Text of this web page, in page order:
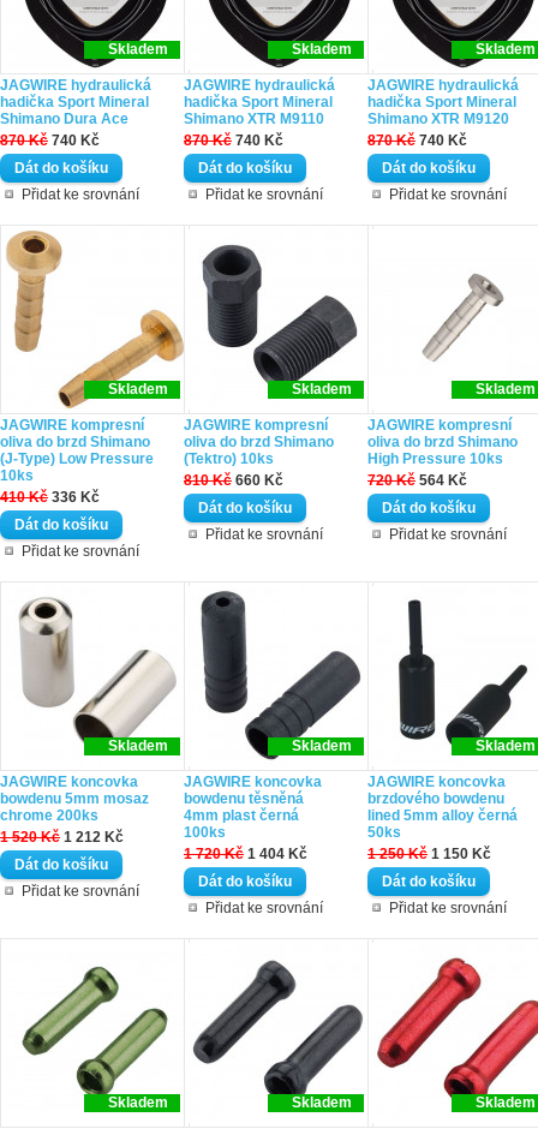
Skladem
JAGWIRE hydraulická
hadička Sport Mineral
Shimano Dura Ace
870 Kč 740 Kč
Přidat ke srovnání
Skladem
JAGWIRE hydraulická
hadička Sport Mineral
Shimano XTR M9110
870 Kč 740 Kč
Přidat ke srovnání
Skladem
JAGWIRE hydraulická
hadička Sport Mineral
Shimano XTR M9120
870 Kč 740 Kč
Přidat ke srovnání
Skladem
JAGWIRE kompresní
oliva do brzd Shimano
(J-Type) Low Pressure
10ks
410 Kč 336 Kč
Přidat ke srovnání
Skladem
JAGWIRE kompresní
oliva do brzd Shimano
(Tektro) 10ks
810 Kč 660 Kč
Přidat ke srovnání
Skladem
JAGWIRE kompresní
oliva do brzd Shimano
High Pressure 10ks
720 Kč 564 Kč
Přidat ke srovnání
Skladem
JAGWIRE koncovka
bowdenu 5mm mosaz
chrome 200ks
1 520 Kč 1 212 Kč
Přidat ke srovnání
Skladem
JAGWIRE koncovka
bowdenu těsněná
4mm plast černá
100ks
1 720 Kč 1 404 Kč
Přidat ke srovnání
Skladem
JAGWIRE koncovka
brzdového bowdenu
lined 5mm alloy černá
50ks
1 250 Kč 1 150 Kč
Přidat ke srovnání
Skladem Skladem Skladem